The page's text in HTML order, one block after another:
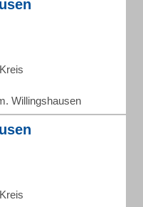
Willingshausen